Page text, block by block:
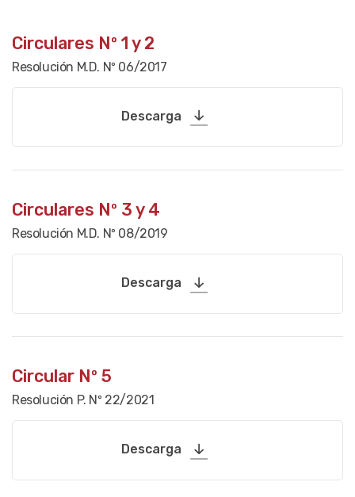
Circulares Nº 1 y 2
Resolución M.D. Nº 06/2017
Descarga
Circulares Nº 3 y 4
Resolución M.D. Nº 08/2019
Descarga
Circular Nº 5
Resolución P. Nº 22/2021
Descarga